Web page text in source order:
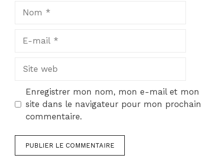
mail
web
Enregistrer mon nom, mon e-mail et mon
site dans le navigateur pour mon prochain
commentaire.